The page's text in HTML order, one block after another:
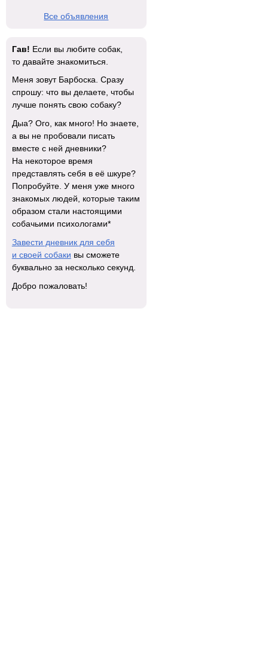
Все объявления
Гав! Если вы любите собак,
то давайте знакомиться.
Меня зовут Барбоска. Сразу
спрошу: что вы делаете, чтобы
лучше понять свою собаку?
Дыа? Ого, как много! Но знаете,
а вы не пробовали писать
вместе с ней дневники?
На некоторое время
представлять себя в её шкуре?
Попробуйте. У меня уже много
знакомых людей, которые таким
образом стали настоящими
собачьими психологами*
Завести дневник для себя
и своей собаки вы сможете
буквально за несколько секунд.
Добро пожаловать!